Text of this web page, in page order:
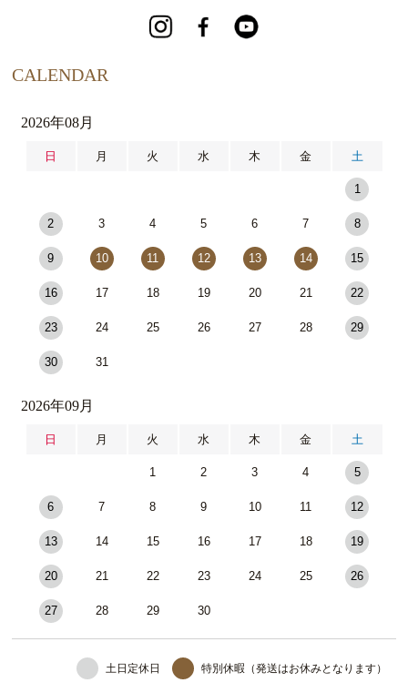
CALENDAR
2026年08月
日 月 火 水 木 金 土
1
2 3 4 5 6 7 8
9 10 11 12 13 14 15
16 17 18 19 20 21 22
23 24 25 26 27 28 29
30 31
2026年09月
日 月 火 水 木 金 土
1 2 3 4 5
6 7 8 9 10 11 12
13 14 15 16 17 18 19
20 21 22 23 24 25 26
27 28 29 30
土日定休日 特別休暇（発送はお休みとなります）